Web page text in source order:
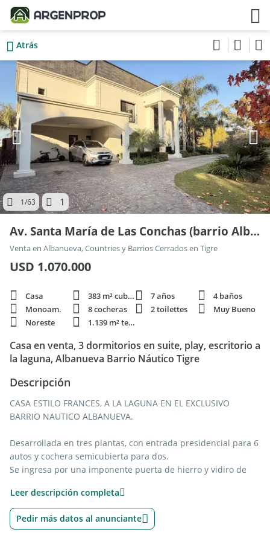
Atrás
1/63 1
Av. Santa María de Las Conchas (barrio Albanueva) 4249
Venta en Albanueva, Countries y Barrios Cerrados en Tigre
USD 1.070.000
Casa 383 m² cubie. 7 años
4 baños
Monoam.
8 cocheras 2 toilettes
Muy Bueno
Noreste
1.139 m² terren.
Casa en venta, 3 dormitorios en suite, play, escritorio a
la laguna, Albanueva Barrio Náutico Tigre
Descripción
CASA ESTILO FRANCES, A LA LAGUNA EN EL EXCLUSIVO
BARRIO NAUTICO ALBANUEVA.
Desarrollada en tres plantas, con entrada presidencial para 6
autos y cochera semicubierta para dos.
Se ingresa por una imponente puerta de hierro y vidiro de
Planta Baja:
* Hall de ingreso
Leer descripción completa
Pedir más datos al anunciante